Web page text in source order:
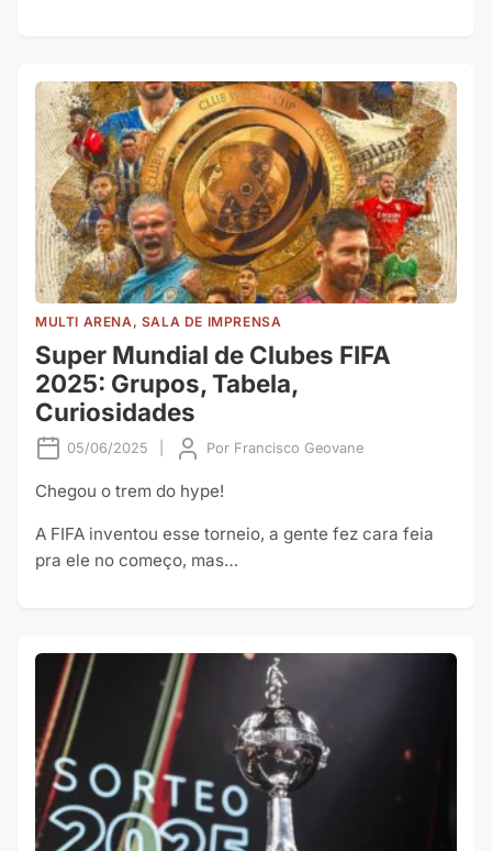
MULTI ARENA, SALA DE IMPRENSA
Super Mundial de Clubes FIFA
2025: Grupos, Tabela,
Curiosidades
05/06/2025 Por Francisco Geovane
Chegou o trem do hype!
A FIFA inventou esse torneio, a gente fez cara feia
pra ele no começo, mas…